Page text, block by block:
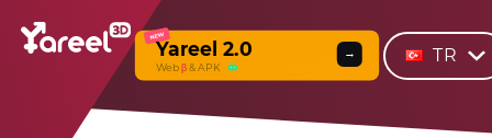
NEW
Yareel 2.0
Webβ & APK
→ TR